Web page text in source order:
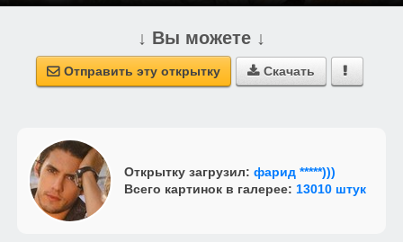
↓ Вы можете ↓
 Отправить эту открытку  Скачать 
Открытку загрузил: фарид *****)))
Всего картинок в галерее: 13010 штук